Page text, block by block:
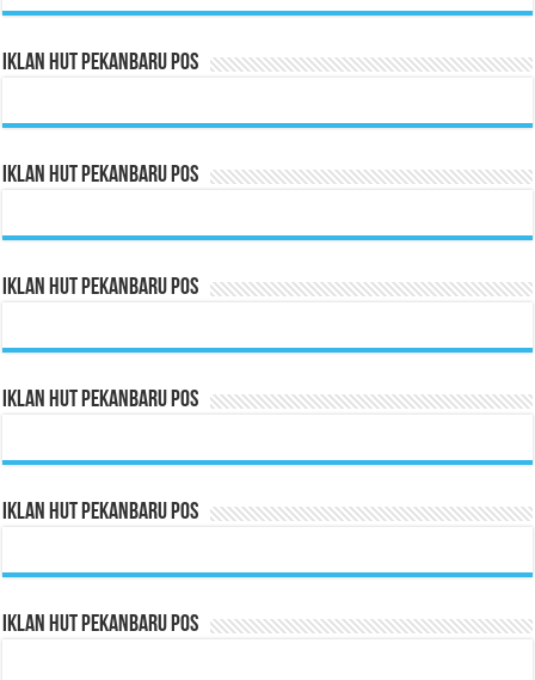
Iklan HUT Pekanbaru Pos
Iklan HUT Pekanbaru Pos
Iklan HUT Pekanbaru Pos
Iklan HUT Pekanbaru Pos
Iklan HUT Pekanbaru Pos
Iklan HUT Pekanbaru Pos